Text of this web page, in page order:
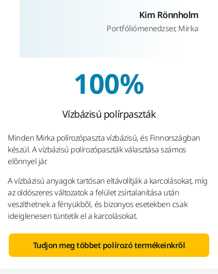
Kim Rönnholm
Portfóliómenedzser, Mirka
100%
Vízbázisú polírpaszták
Minden Mirka polírozópaszta vízbázisú, és Finnországban
készül. A vízbázisú polírozópaszták választása számos
előnnyel jár.
A vízbázisú anyagok tartósan eltávolítják a karcolásokat, míg
az oldószeres változatok a felület zsírtalanítása után
veszíthetnek a fényükből, és bizonyos esetekben csak
ideiglenesen tüntetik el a karcolásokat.
Tudjon meg többet polírozó termékeinkről